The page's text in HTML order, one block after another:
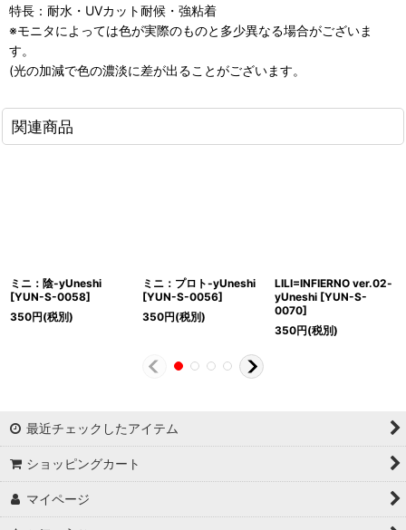
特長：耐水・UVカット耐候・強粘着
※モニタによっては色が実際のものと多少異なる場合がございま
す。
(光の加減で色の濃淡に差が出ることがございます。
関連商品
ミニ：陰-yUneshi
[YUN-S-0058]
350円(税別)
ミニ：プロト-yUneshi
[YUN-S-0056]
350円(税別)
LILI=INFIERNO ver.02-
yUneshi [YUN-S-
0070]
350円(税別)
最近チェックしたアイテム
ショッピングカート
マイページ